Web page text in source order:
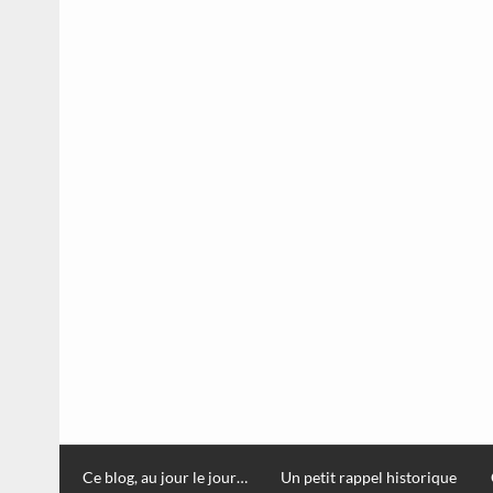
Ce blog, au jour le jour… Un petit rappel historique